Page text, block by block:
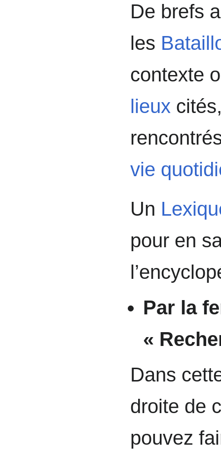
De brefs
les
contexte
lieux
vie
Un
pour en
Par la
«
Dans
droite de
pouvez